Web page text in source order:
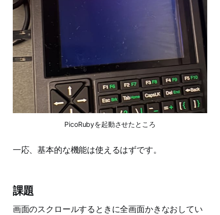
PicoRubyを起動させたところ
一応、基本的な機能は使えるはずです。
課題
画面のスクロールするときに全画面かきなおしてい